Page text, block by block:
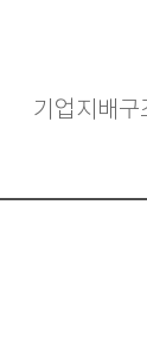
기업지배구